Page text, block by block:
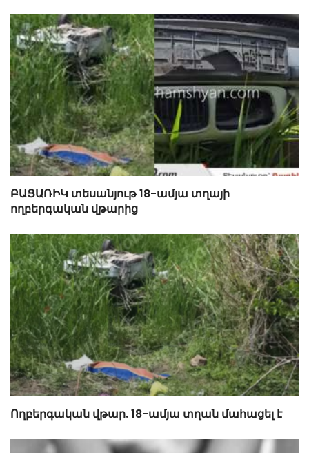
ԲԱՑԱՌԻԿ տեսանյութ 18-ամյա տղայի
ողբերգական վթարից
Ողբերգական վթար. 18-ամյա տղան մահացել է